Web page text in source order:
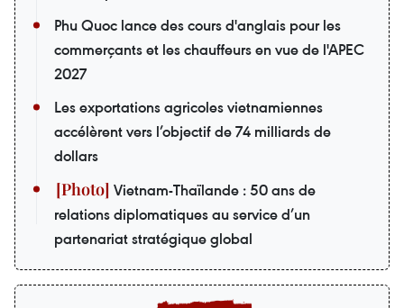
Phu Quoc lance des cours d'anglais pour les
commerçants et les chauffeurs en vue de l'APEC
2027
Les exportations agricoles vietnamiennes
accélèrent vers l’objectif de 74 milliards de
dollars
Vietnam-Thaïlande : 50 ans de
relations diplomatiques au service d’un
partenariat stratégique global